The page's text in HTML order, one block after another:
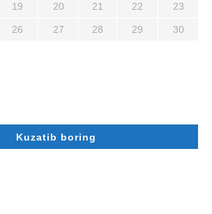
19 20 21 22 23
26 27 28 29 30
Kuzatib boring